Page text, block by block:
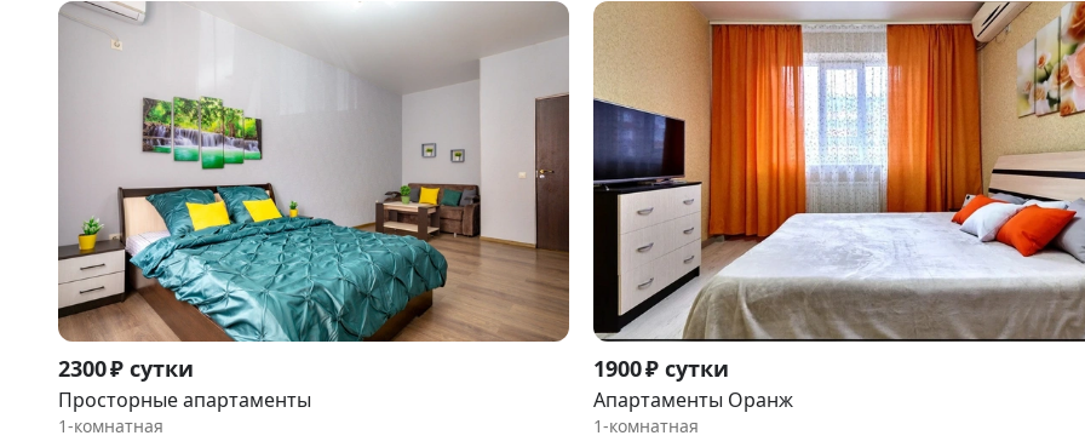
Item
1
of
2300 ₽ сутки
Просторные апартаменты
1-комнатная
Item
1
of
1900 ₽ сутки
Апартаменты Оранж
1-комнатная